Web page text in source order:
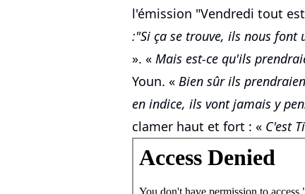
l'émission "Vendredi tout
:"Si ça se trouve, ils nous font
». « Mais est-ce qu'ils
Youn. « Bien sûr ils
en indice, ils vont jamais y
clamer haut et fort : « C'est